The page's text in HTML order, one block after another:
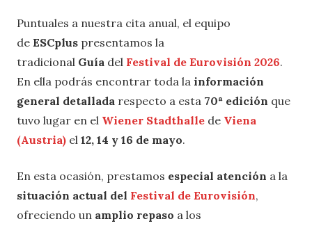
Puntuales a nuestra cita anual, el equipo
de ESCplus presentamos la
tradicional Guía del Festival de Eurovisión 2026.
En ella podrás encontrar toda la información
general detallada respecto a esta 70ª edición que
tuvo lugar en el Wiener Stadthalle de Viena
(Austria) el 12, 14 y 16 de mayo.
En esta ocasión, prestamos especial atención a la
situación actual del Festival de Eurovisión,
ofreciendo un amplio repaso a los